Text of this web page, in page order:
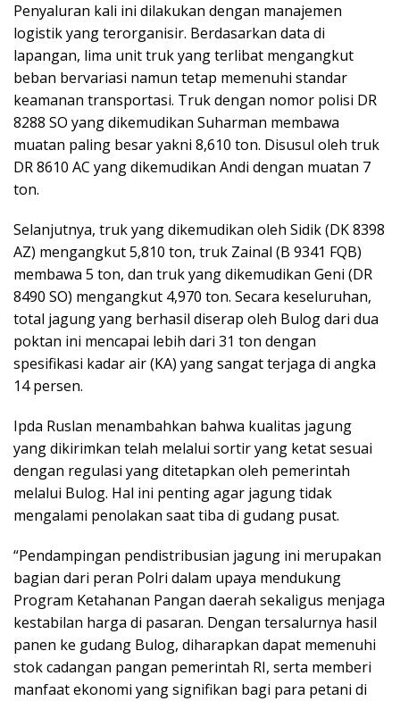
Penyaluran kali ini dilakukan dengan manajemen
logistik yang terorganisir. Berdasarkan data di
lapangan, lima unit truk yang terlibat mengangkut
beban bervariasi namun tetap memenuhi standar
keamanan transportasi. Truk dengan nomor polisi DR
8288 SO yang dikemudikan Suharman membawa
muatan paling besar yakni 8,610 ton. Disusul oleh truk
DR 8610 AC yang dikemudikan Andi dengan muatan 7
ton.
Selanjutnya, truk yang dikemudikan oleh Sidik (DK 8398
AZ) mengangkut 5,810 ton, truk Zainal (B 9341 FQB)
membawa 5 ton, dan truk yang dikemudikan Geni (DR
8490 SO) mengangkut 4,970 ton. Secara keseluruhan,
total jagung yang berhasil diserap oleh Bulog dari dua
poktan ini mencapai lebih dari 31 ton dengan
spesifikasi kadar air (KA) yang sangat terjaga di angka
14 persen.
Ipda Ruslan menambahkan bahwa kualitas jagung
yang dikirimkan telah melalui sortir yang ketat sesuai
dengan regulasi yang ditetapkan oleh pemerintah
melalui Bulog. Hal ini penting agar jagung tidak
mengalami penolakan saat tiba di gudang pusat.
“Pendampingan pendistribusian jagung ini merupakan
bagian dari peran Polri dalam upaya mendukung
Program Ketahanan Pangan daerah sekaligus menjaga
kestabilan harga di pasaran. Dengan tersalurnya hasil
panen ke gudang Bulog, diharapkan dapat memenuhi
stok cadangan pangan pemerintah RI, serta memberi
manfaat ekonomi yang signifikan bagi para petani di